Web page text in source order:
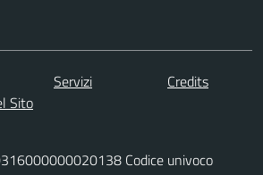
Servizi
Credits
Sito
Codice univoco